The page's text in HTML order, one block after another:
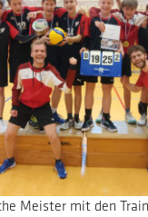
Meister mit den